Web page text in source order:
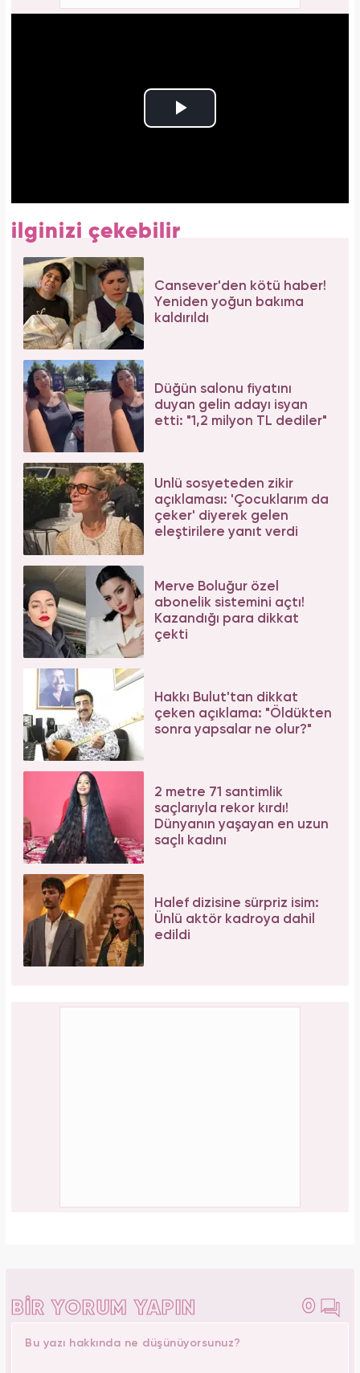
ilginizi çekebilir
Cansever'den kötü haber!
Yeniden yoğun bakıma
kaldırıldı
Düğün salonu fiyatını
duyan gelin adayı isyan
etti: "1,2 milyon TL dediler"
Ünlü sosyeteden zikir
açıklaması: 'Çocuklarım da
çeker' diyerek gelen
eleştirilere yanıt verdi
Merve Boluğur özel
abonelik sistemini açtı!
Kazandığı para dikkat
çekti
Hakkı Bulut'tan dikkat
çeken açıklama: "Öldükten
sonra yapsalar ne olur?"
2 metre 71 santimlik
saçlarıyla rekor kırdı!
Dünyanın yaşayan en uzun
saçlı kadını
Halef dizisine sürpriz isim:
Ünlü aktör kadroya dahil
edildi
BİR YORUM YAPIN 0